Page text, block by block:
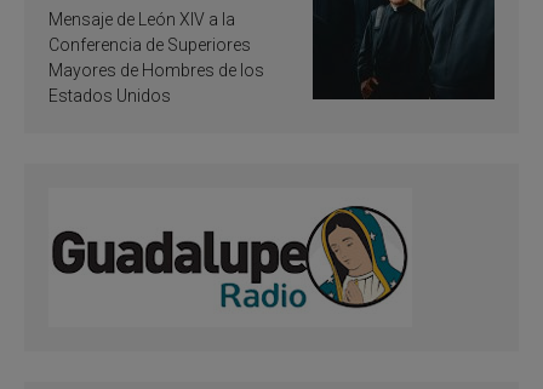
de inspiración y
santificación
Mensaje de León XIV a la
Conferencia de Superiores
Mayores de Hombres de los
Estados Unidos